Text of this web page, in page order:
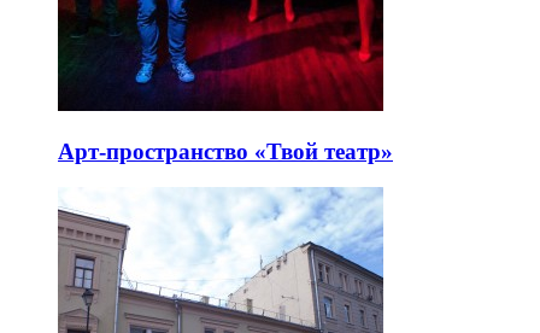
Арт-пространство «Твой театр»